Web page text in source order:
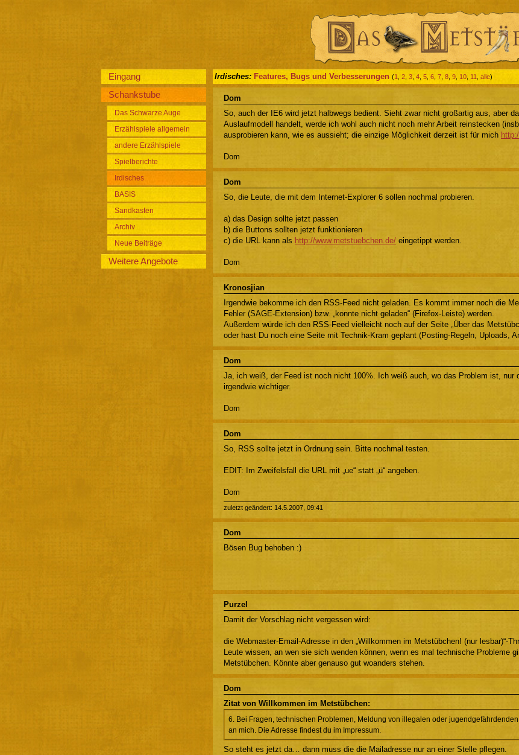
Eingang
Schankstube
Das Schwarze Auge
Erzählspiele allgemein
andere Erzählspiele
Spielberichte
Irdisches
BASIS
Sandkasten
Archiv
Neue Beiträge
Weitere Angebote
Irdisches: Features, Bugs und Verbesserungen (1 2 3 4 5 6 7 8 9 10 11 alle)
Dom
So, auch der IE6 wird jetzt halbwegs bedient. Sieht zwar nicht großartig aus, aber
Auslaufmodell handelt, werde ich wohl auch nicht noch mehr Arbeit reinstecken
ausprobieren kann, wie es aussieht; die einzige Möglichkeit derzeit ist für mich
Dom
Dom
So, die Leute, die mit dem Internet-Explorer 6 sollen nochmal probieren.
a) das Design sollte jetzt passen
b) die Buttons sollten jetzt funktionieren
c) die URL kann als http://www.metstuebchen.de/ eingetippt werden.
Dom
Kronosjian
Irgendwie bekomme ich den RSS-Feed nicht geladen. Es kommt immer noch die
Fehler (SAGE-Extension) bzw. „konnte nicht geladen“ (Firefox-Leiste) werden.
Außerdem würde ich den RSS-Feed vielleicht noch auf der Seite „Über das
oder hast Du noch eine Seite mit Technik-Kram geplant (Posting-Regeln, Uploads,
Dom
Ja, ich weiß, der Feed ist noch nicht 100%. Ich weiß auch, wo das Problem ist, nur
irgendwie wichtiger.
Dom
Dom
So, RSS sollte jetzt in Ordnung sein. Bitte nochmal testen.
EDIT: Im Zweifelsfall die URL mit „ue“ statt „ü“ angeben.
Dom
zuletzt geändert: 14.5.2007, 09:41
Dom
Bösen Bug behoben :)
Purzel
Damit der Vorschlag nicht vergessen wird:
die Webmaster-Email-Adresse in den „Willkommen im Metstübchen! (nur lesbar)“-
Leute wissen, an wen sie sich wenden können, wenn es mal technische Probleme
Metstübchen. Könnte aber genauso gut woanders stehen.
Dom
Zitat von Willkommen im Metstübchen:
6. Bei Fragen, technischen Problemen, Meldung von illegalen oder jugendgefährdenden
an mich. Die Adresse findest du im Impressum.
So steht es jetzt da… dann muss die die Mailadresse nur an einer Stelle pflegen.